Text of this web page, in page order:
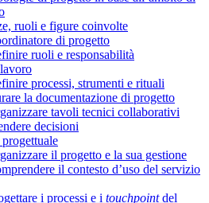
ruoli e figure coinvolte
di progetto
ruoli e responsabilità
processi, strumenti e rituali
la documentazione di progetto
tavoli tecnici collaborativi
decisioni
il progetto e la sua gestione
il contesto d’uso del servizio
i processi e i touchpointdel